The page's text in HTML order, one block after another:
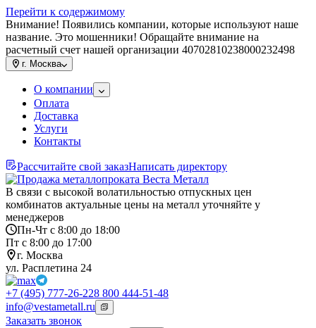
Перейти к содержимому
Внимание! Появились компании, которые используют наше
название. Это мошенники! Обращайте внимание на
расчетный счет нашей организации 40702810238000232498
г. Москва
О компании
Оплата
Доставка
Услуги
Контакты
Рассчитайте свой заказНаписать директору
В связи с высокой волатильностью отпускных цен
комбинатов актуальные цены на металл уточняйте у
менеджеров
Пн-Чт с 8:00 до 18:00
Пт с 8:00 до 17:00
г. Москва
ул. Расплетина 24
+7 (495) 777-26-228 800 444-51-48
info@vestametall.ru
Заказать звонок